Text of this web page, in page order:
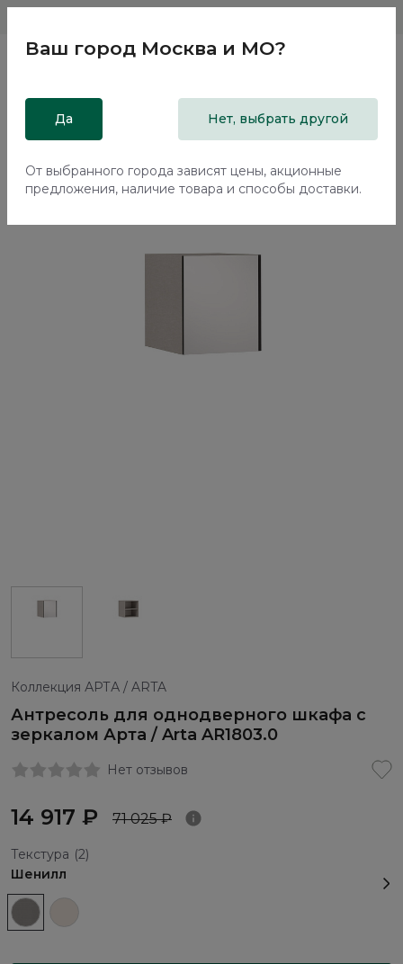
Главная
Антресоль для однодверного шкафа с зеркалом Арта /
Коллекция АРТА / ARTA
Антресоль для однодверного шкафа с
зеркалом Арта / Arta AR1803.0
Нет отзывов
14 917 ₽ 71 025 ₽
Текстура (2)
Шенилл
Ваш город Москва и МО?
Да Нет, выбрать другой
От выбранного города зависят цены, акционные
предложения, наличие товара и способы доставки.